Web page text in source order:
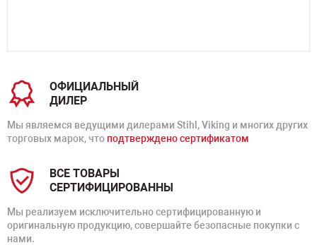
ОФИЦИАЛЬНЫЙ
ДИЛЕР
Мы являемся ведущими дилерами Stihl, Viking и многих других
торговых марок, что подтверждено сертификатом
ВСЕ ТОВАРЫ
СЕРТИФИЦИРОВАННЫ
Мы реализуем исключительно сертифицированную и
оригинальную продукцию, совершайте безопасные покупки с
нами.